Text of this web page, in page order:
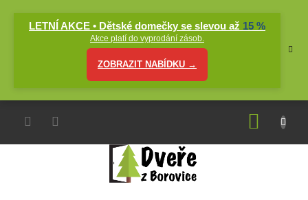
LETNÍ AKCE • Dětské domečky se slevou až 15 %
Akce platí do vyprodání zásob.
ZOBRAZIT NABÍDKU →